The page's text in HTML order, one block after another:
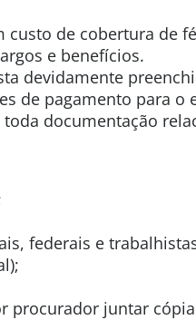
de cobertura de
e benefícios.
devidamente
de pagamento para o
documentação
federais e
procurador juntar